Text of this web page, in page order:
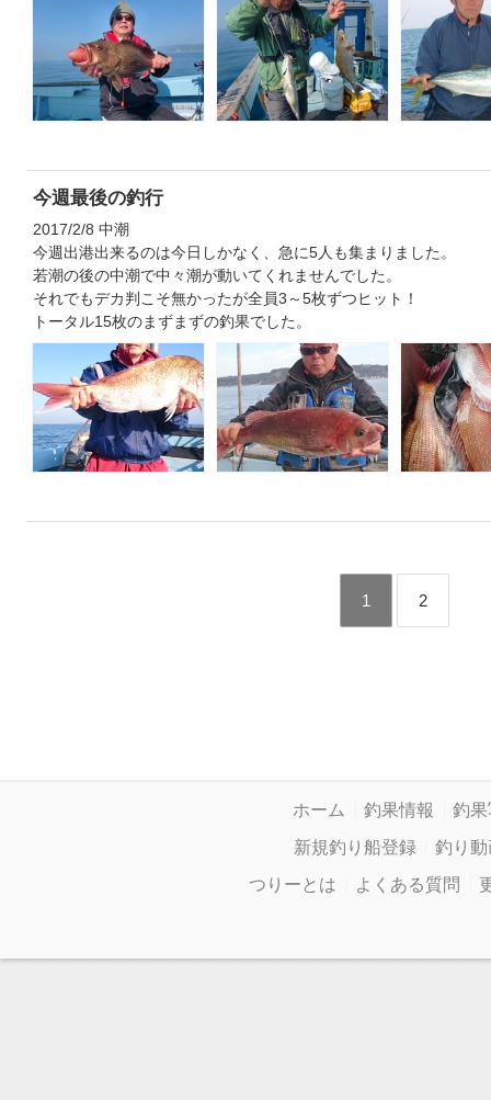
今週最後の釣行
2017/2/8 中潮
今週出港出来るのは今日しかなく、急に5人も集まりました。
若潮の後の中潮で中々潮が動いてくれませんでした。
それでもデカ判こそ無かったが全員3～5枚ずつヒット！
トータル15枚のまずまずの釣果でした。
1 2
ホーム 釣果情報
釣
新規釣り船登録
釣り動
つりーとは
よくある質問